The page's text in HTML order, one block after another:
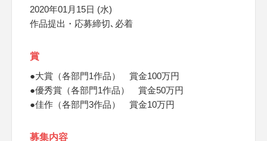
2020年01月15日 (水)
作品提出・応募締切､必着
賞
●大賞（各部門1作品） 賞金100万円
●優秀賞（各部門1作品） 賞金50万円
●佳作（各部門3作品） 賞金10万円
募集内容